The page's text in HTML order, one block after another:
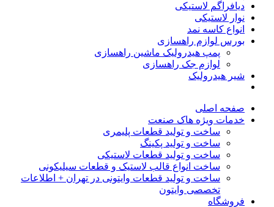
دیافراگم لاستیکی
نوار لاستیکی
انواع کاسه نمد
بورس لوازم راهسازی
پمپ هیدرولیک ماشین راهسازی
لوازم جک راهسازی
شیر هیدرولیک
صفحه اصلی
خدمات ویژه هاک صنعت
ساخت و تولید قطعات پلیمری
ساخت و تولید پکینگ
ساخت و تولید قطعات لاستیکی
ساخت انواع قالب لاستیک و قطعات سیلیکونی
ساخت و تولید قطعات وایتونی در تهران + اطلاعات
تخصصی وایتون
فروشگاه